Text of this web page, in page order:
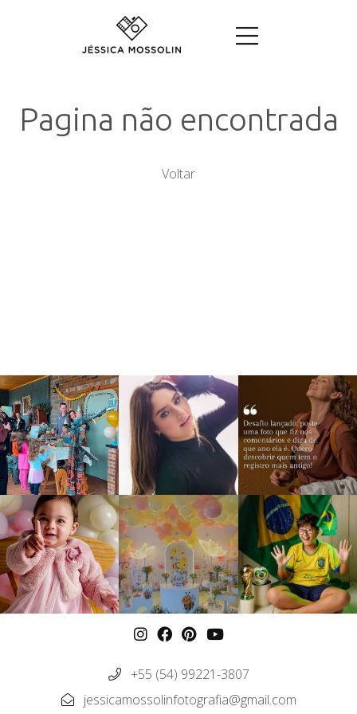
Pagina não encontrada
Voltar
+55 (54) 99221-3807
jessicamossolinfotografia@gmail.com